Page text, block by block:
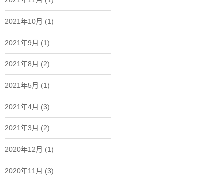
2021年10月 (1)
2021年9月 (1)
2021年8月 (2)
2021年5月 (1)
2021年4月 (3)
2021年3月 (2)
2020年12月 (1)
2020年11月 (3)